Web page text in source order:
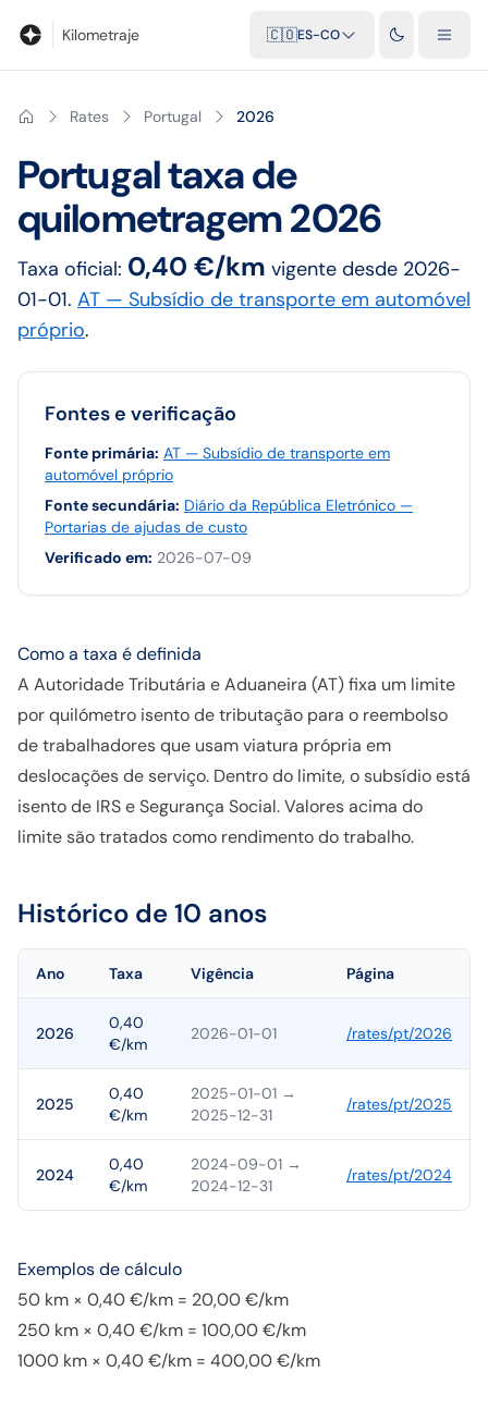
Kilometraje 🇨🇴ES-CO
Rates Portugal 2026
Portugaltaxa de
quilometragem2026
Taxa oficial: 0,40 €/km vigente desde 2026-
01-01. AT — Subsídio de transporte em automóvel
próprio.
Fontes e verificação
Fonte primária: AT — Subsídio de transporte em
automóvel próprio
Fonte secundária: Diário da República Eletrónico —
Portarias de ajudas de custo
Verificado em: 2026-07-09
Como a taxa é definida
A Autoridade Tributária e Aduaneira (AT) fixa um limite
por quilómetro isento de tributação para o reembolso
de trabalhadores que usam viatura própria em
deslocações de serviço. Dentro do limite, o subsídio está
isento de IRS e Segurança Social. Valores acima do
limite são tratados como rendimento do trabalho.
Histórico de 10 anos
Ano Taxa Vigência Página
2026
0,40
€/km
2026-01-01 /rates/pt/2026
2025
0,40
€/km
2025-01-01 →
2025-12-31
/rates/pt/2025
2024
0,40
€/km
2024-09-01 →
2024-12-31
/rates/pt/2024
Exemplos de cálculo
50 km × 0,40 €/km = 20,00 €/km
250 km × 0,40 €/km = 100,00 €/km
1000 km × 0,40 €/km = 400,00 €/km